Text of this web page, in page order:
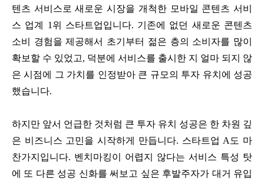
텐츠 서비스로 새로운 시장을 개척한 모바일 콘텐츠 서비
스 업계 1위 스타트업입니다. 기존에 없던 새로운 콘텐츠
소비 경험을 제공해서 초기부터 젊은 층의 소비자를 많이
확보할 수 있었고, 덕분에 서비스를 출시한 지 얼마 되지 않
은 시점에 그 가치를 인정받아 큰 규모의 투자 유치에 성공
했습니다.
하지만 앞서 언급한 것처럼 큰 투자 유치 성공은 한 차원 깊
은 비즈니스 고민을 시작하게 만듭니다. 스타트업 A도 마
찬가지입니다. 벤치마킹이 어렵지 않다는 서비스 특성 탓
에 또 다른 성공 신화를 써보고 싶은 후발주자가 대거 유입